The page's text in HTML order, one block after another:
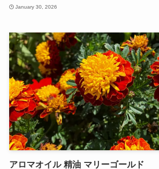
January 30, 2026
アロマオイル 精油 マリーゴールド